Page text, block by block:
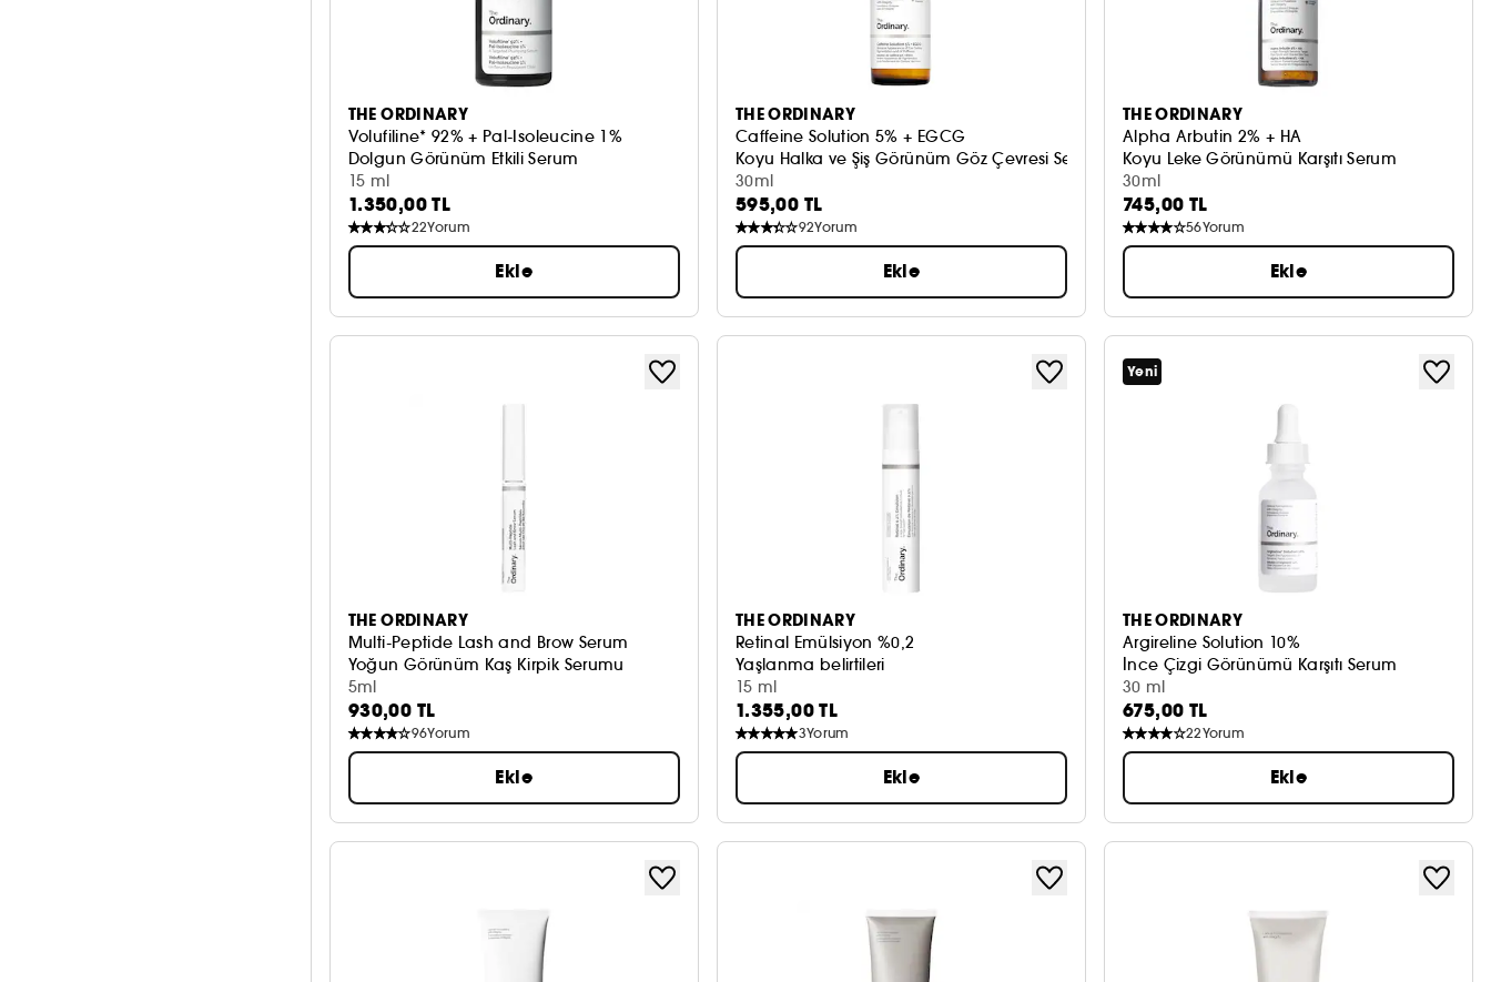
THE ORDINARY
Volufiline* 92% + Pal-Isoleucine 1%
Dolgun Görünüm Etkili Serum
15 ml
1.350,00 TL
22Yorum
Ekle
THE ORDINARY
Caffeine Solution 5% + EGCG
Koyu Halka ve Şiş Görünüm Göz Çevresi Serumu
30ml
595,00 TL
92Yorum
Ekle
THE ORDINARY
Alpha Arbutin 2% + HA
Koyu Leke Görünümü Karşıtı Serum
30ml
745,00 TL
56Yorum
Ekle
THE ORDINARY
Multi-Peptide Lash and Brow Serum
Yoğun Görünüm Kaş Kirpik Serumu
5ml
930,00 TL
96Yorum
Ekle
THE ORDINARY
Retinal Emülsiyon %0,2
Yaşlanma belirtileri
15 ml
1.355,00 TL
3Yorum
Ekle
Yeni
THE ORDINARY
Argireline Solution 10%
İnce Çizgi Görünümü Karşıtı Serum
30 ml
675,00 TL
22Yorum
Ekle